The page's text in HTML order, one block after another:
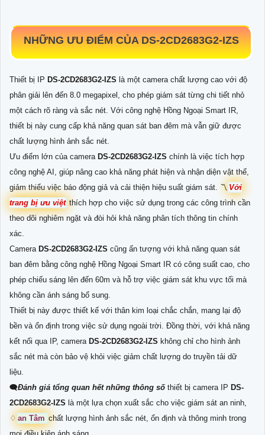
NHỮNG ƯU ĐIỂM CỦADS-2CD2683G2-IZS
Thiết bị IP DS-2CD2683G2-IZS là một camera chất lượng cao với độ
phân giải lên đến 8.0 megapixel, cho phép giám sát từng chi tiết nhỏ
một cách rõ ràng và sắc nét. Với công nghệ Hồng Ngoại Smart IR,
thiết bị này cung cấp khả năng quan sát ban đêm mà vẫn giữ được
chất lượng hình ảnh sắc nét.
Ưu điểm lớn của camera DS-2CD2683G2-IZS chính là việc tích hợp
công nghệ AI, giúp nâng cao khả năng phát hiện và nhận diện vật thể,
giảm thiểu việc báo động giả và cải thiện hiệu suất giám sát. 〽 Với
trang bị ưu việt thích hợp cho việc sử dụng trong các công trình cần
theo dõi nghiêm ngặt và đòi hỏi khả năng phân tích thông tin chính
xác.
Camera DS-2CD2683G2-IZS cũng ấn tượng với khả năng quan sát
ban đêm bằng công nghệ Hồng Ngoại Smart IR có công suất cao, cho
phép chiếu sáng lên đến 60m và hỗ trợ việc giám sát khu vực tối mà
không cần ánh sáng bổ sung.
Thiết bị này được thiết kế với thân kim loại chắc chắn, mang lại độ
bền và ổn định trong việc sử dụng ngoài trời. Đồng thời, với khả năng
kết nối qua IP, camera DS-2CD2683G2-IZS không chỉ cho hình ảnh
sắc nét mà còn bảo vệ khỏi việc giảm chất lượng do truyền tải dữ
liệu.
🗨️Đánh giá tổng quan hết những thông số thiết bị camera IP DS-
2CD2683G2-IZS là một lựa chọn xuất sắc cho việc giám sát an ninh,
♢ an Tâm chất lượng hình ảnh sắc nét, ổn định và thông minh trong